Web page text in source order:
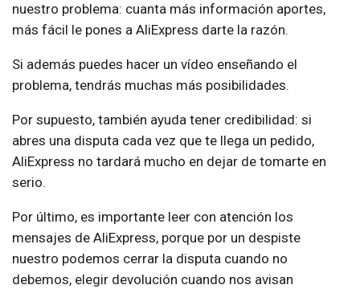
nuestro problema: cuanta más información aportes,
más fácil le pones a AliExpress darte la razón.
Si además puedes hacer un vídeo enseñando el
problema, tendrás muchas más posibilidades.
Por supuesto, también ayuda tener credibilidad: si
abres una disputa cada vez que te llega un pedido,
AliExpress no tardará mucho en dejar de tomarte en
serio.
Por último, es importante leer con atención los
mensajes de AliExpress, porque por un despiste
nuestro podemos cerrar la disputa cuando no
debemos, elegir devolución cuando nos avisan